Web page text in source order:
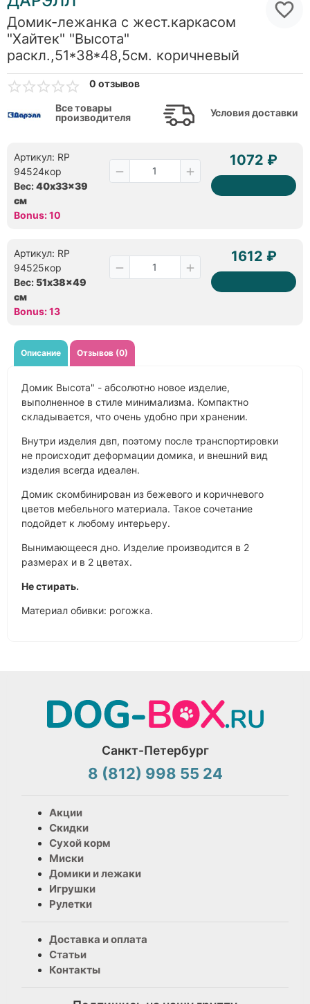
Домик-лежанка с жест.каркасом
"Хайтек" "Высота"
раскл.,51*38*48,5см. коричневый
0 отзывов
Все товары
производителя
Условия доставки
Артикул: RP
94524кор
Вес:40x33x39
см
Bonus: 10
1072 ₽
Артикул: RP
94525кор
Вес:51x38x49
см
Bonus: 13
1612 ₽
Описание Отзывов (0)
Домик Высота" - абсолютно новое изделие,
выполненное в стиле минимализма. Компактно
складывается, что очень удобно при хранении.
Внутри изделия двп, поэтому после транспортировки
не происходит деформации домика, и внешний вид
изделия всегда идеален.
Домик скомбинирован из бежевого и коричневого
цветов мебельного материала. Такое сочетание
подойдет к любому интерьеру.
Вынимающееся дно. Изделие производится в 2
размерах и в 2 цветах.
Не стирать.
Материал обивки: рогожка.
Санкт-Петербург
8 (812) 998 55 24
Акции
Скидки
Сухой корм
Миски
Домики и лежаки
Игрушки
Рулетки
Доставка и оплата
Статьи
Контакты